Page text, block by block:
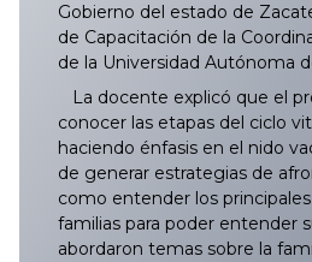
Gobierno del estado de
de Capacitación de la
de la Universidad Autónoma
La docente explicó que el
conocer las etapas del ciclo
haciendo énfasis en el nido
de generar estrategias de
como entender los
familias para poder entender
abordaron temas sobre la